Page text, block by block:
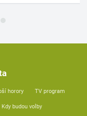
horory TV program
Kdy budou volby